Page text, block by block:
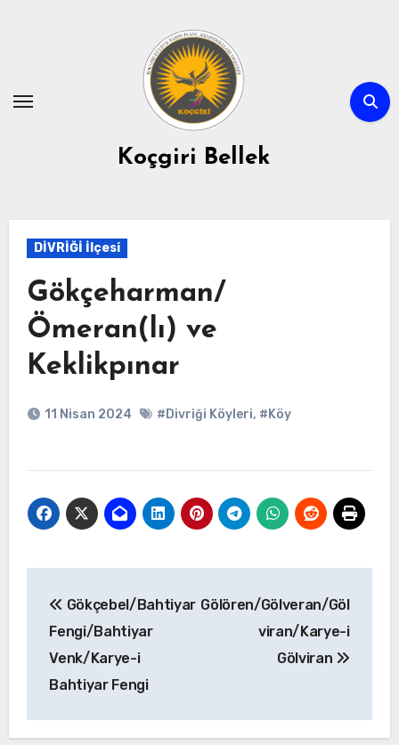
Koçgiri Bellek
DİVRİĞİ İlçesi
Gökçeharman/
Ömeran(lı) ve
Keklikpınar
11 Nisan 2024 #Divriği Köyleri, #Köy
gezinmesi
Gökçebel/Bahtiyar
Fengi/Bahtiyar
Venk/Karye-i
Bahtiyar Fengi
Gölören/Gölveran/Göl
viran/Karye-i
Gölviran